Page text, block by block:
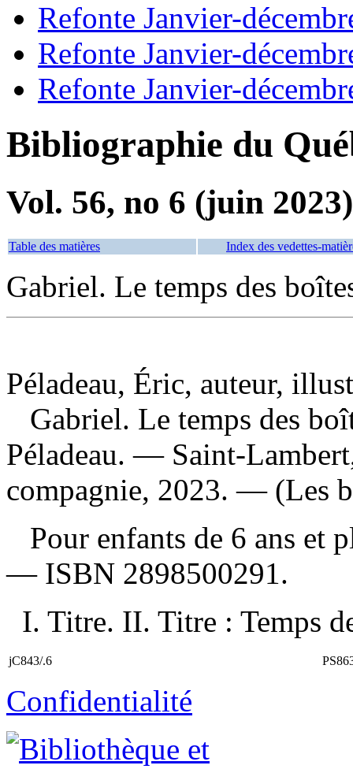
Refonte Janvier-
Refonte Janvier-
Refonte Janvier-
Bibliographie du
Vol. 56, no 6 (juin 2023)
Table des matières Index des vedettes-
Gabriel. Le temps des
Péladeau, Éric, auteur,
Gabriel. Le temps des
Péladeau. — Saint-
compagnie, 2023. — (Les
Pour enfants de 6 ans et
— ISBN 2898500291.
I. Titre. II. Titre : Temps
jC843/.6
Confidentialité